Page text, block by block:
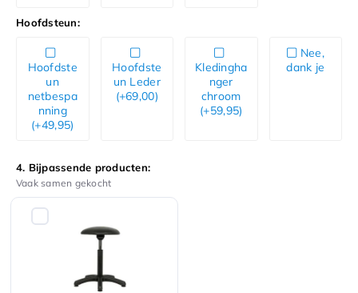
Hoofdsteun:
Hoofdste
un
netbespa
nning
(+49,95)
Hoofdste
un Leder
(+69,00)
Kledingha
nger
chroom
(+59,95)
Nee,
dank je
4. Bijpassende producten:
Vaak samen gekocht